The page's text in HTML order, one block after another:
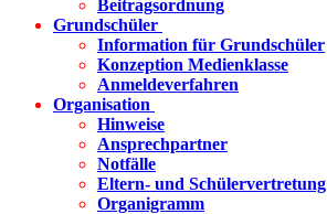
Beitragsordnung
Grundschüler
Information für Grundschüler
Konzeption Medienklasse
Anmeldeverfahren
Organisation
Hinweise
Ansprechpartner
Notfälle
Eltern- und Schülervertretung
Organigramm